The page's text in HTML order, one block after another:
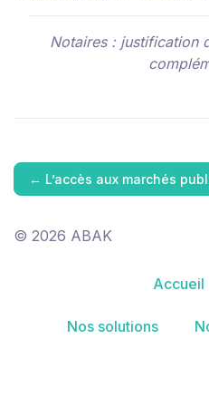
Notaires : justification
← L’accès aux marchés
© 2026 ABAK
Accueil
Nos solutions